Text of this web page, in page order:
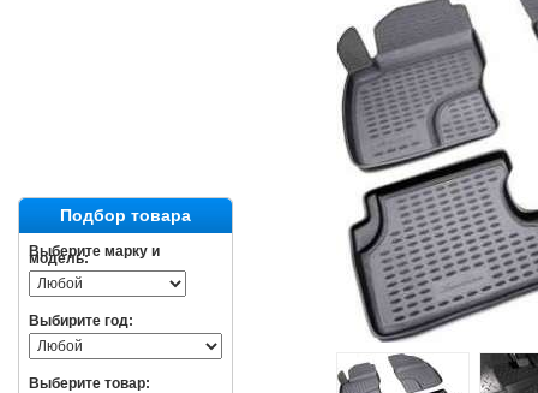
Подбор товара
Выберите марку и
модель:
Выбирите год:
Выберите товар: